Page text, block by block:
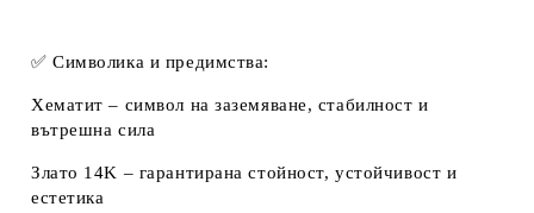
✅Символика и предимства:
Хематит – символ на заземяване, стабилност и
вътрешна сила
Злато 14K – гарантирана стойност, устойчивост и
естетика